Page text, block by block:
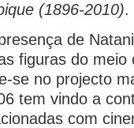
(1896-2010).
de
figuras do meio
se no projecto
tem vindo a
com